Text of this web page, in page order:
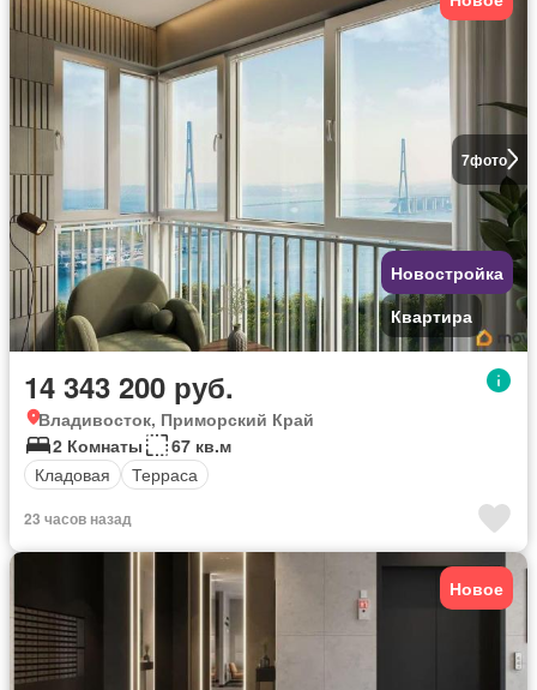
7фото
Новостройка
Квартира
14 343 200 руб.
Владивосток, Приморский Край
2 Комнаты
67 кв.м
Кладовая
Терраса
23 часов назад
Новое